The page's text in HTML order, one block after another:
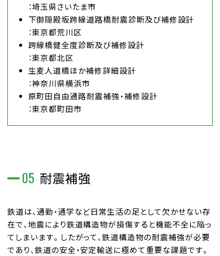
：埼玉県さいたま市
下御隠殿坂跨線道路橋耐震診断及び補修設計
：東京都荒川区
跨線橋健全度診断及び補修設計
：東京都北区
生麦人道橋ほか補修詳細設計
：神奈川県横浜市
原町田自由通路耐震補強・補修設計
：東京都町田市
05 耐震補強
鉄道は、通勤・通学など日常生活の足として欠かせない存
在で、地震により鉄道構造物が損傷すると機能不全に陥っ
てしまいます。したがって、鉄道構造物の耐震補強が必要
であり、鉄道の安全・安定輸送に極めて重要な課題です。